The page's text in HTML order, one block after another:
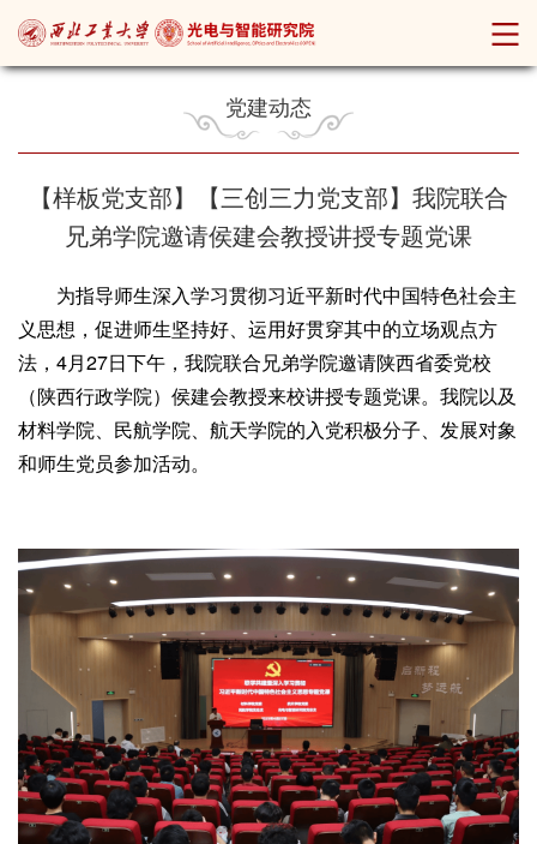
党建动态
【样板党支部】【三创三力党支部】我院联合
兄弟学院邀请侯建会教授讲授专题党课
为指导师生深入学习贯彻习近平新时代中国特色社会主
义思想，促进师生坚持好、运用好贯穿其中的立场观点方
法，4月27日下午，我院联合兄弟学院邀请陕西省委党校
（陕西行政学院）侯建会教授来校讲授专题党课。我院以及
材料学院、民航学院、航天学院的入党积极分子、发展对象
和师生党员参加活动。